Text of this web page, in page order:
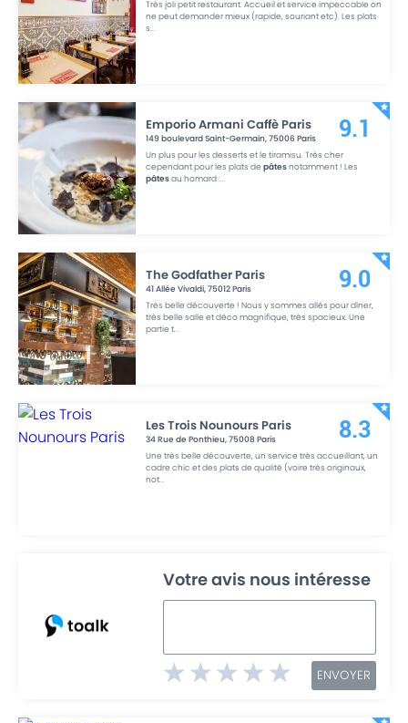
Très joli petit restaurant. Accueil et service impeccable on
ne peut demander mieux (rapide, souriant etc). Les plats
s...
Emporio Armani Caffè Paris
149 boulevard Saint-Germain,75006Paris
Un plus pour les desserts et le tiramisu. Très cher
cependant pour les plats depâtesnotamment ! Les
pâtesau homard :...
9.1
The Godfather Paris
41 Allée Vivaldi,75012Paris
Très belle découverte ! Nous y sommes allés pour dîner,
très belle salle et déco magnifique, très spacieux. Une
partie t...
9.0
Les Trois Nounours Paris
34 Rue de Ponthieu,75008 Paris
Une très belle découverte, un service très accueillant, un
cadre chic et des plats de qualité (voire très originaux,
not...
8.3
Votre avis nous intéresse
ENVOYER